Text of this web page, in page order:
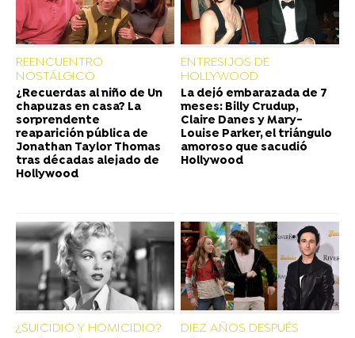
REENCUENTRO
NOSTÁLGICO
¿Recuerdas al niño de Un
chapuzas en casa? La
sorprendente
reaparición pública de
Jonathan Taylor Thomas
tras décadas alejado de
Hollywood
ENTRESIJOS DE
HOLLYWOOD
La dejó embarazada de 7
meses: Billy Crudup,
Claire Danes y Mary-
Louise Parker, el triángulo
amoroso que sacudió
Hollywood
¿SUICIDIO Y HOMICIDIO? DIEZ AÑOS DESPUÉS